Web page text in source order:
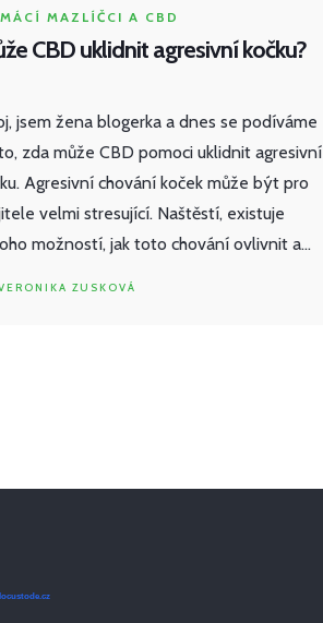
MAZLÍČCI A CBD
CBD uklidnit agresivní kočku?
jsem žena blogerka a dnes se podíváme
zda může CBD pomoci uklidnit agresivní
Agresivní chování koček může být pro
velmi stresující. Naštěstí, existuje
možností, jak toto chování ovlivnit a
ZUSKOVÁ